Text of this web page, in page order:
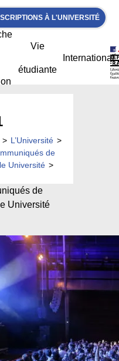
À L'UNIVERSITÉ
Vie
étudiante
International
> L’Université >
de
Université >
de
Université